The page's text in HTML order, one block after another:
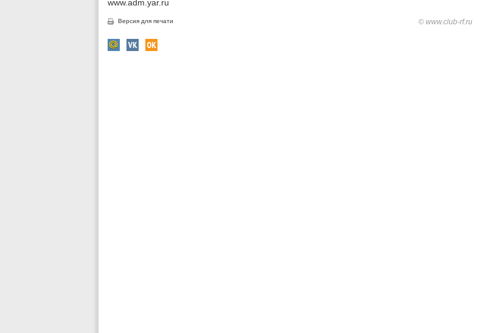
www.adm.yar.ru
Версия для печати © www.club-rf.ru